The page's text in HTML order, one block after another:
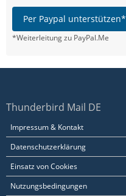
Per Paypal unterstützen*
*Weiterleitung zu PayPal.Me
Thunderbird Mail DE
Impressum & Kontakt
Datenschutzerklärung
Einsatz von Cookies
Nutzungsbedingungen